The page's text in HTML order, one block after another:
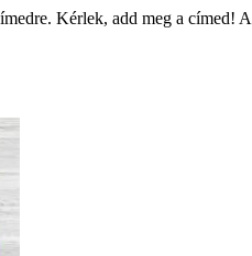
Kérlek, add meg a címed!